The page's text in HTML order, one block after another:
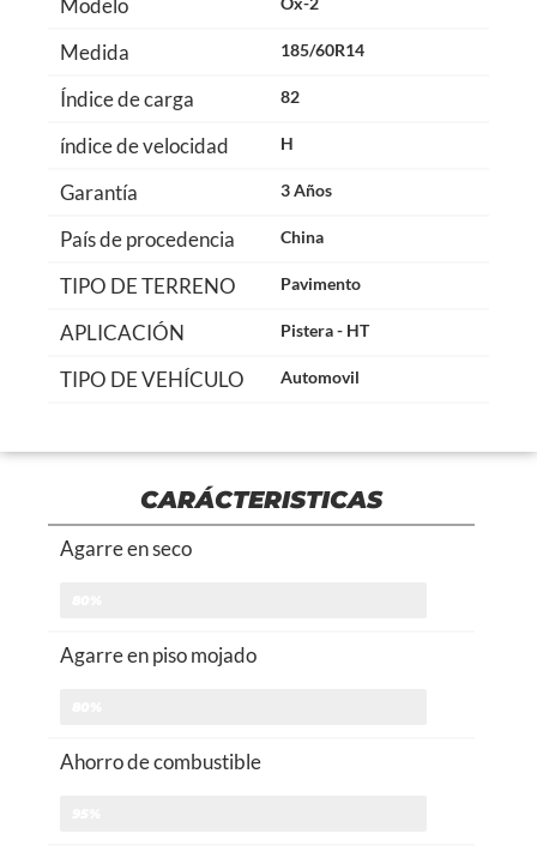
Modelo
Medida 185/60R14
Índice de carga 82
índice de velocidad H
Garantía 3 Años
País de procedencia China
TIPO DE TERRENO Pavimento
APLICACIÓN Pistera - HT
TIPO DE VEHÍCULO Automovil
CARÁCTERISTICAS
Agarre en seco
Agarre en piso mojado
Ahorro de combustible